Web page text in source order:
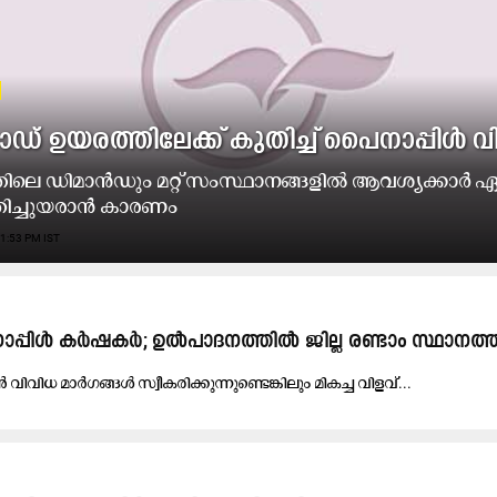
ഉ​യ​ര​ത്തി​ലേ​ക്ക്​ കു​തി​ച്ച് പൈ​നാ​പ്പി​ൾ
ഡി​മാ​ൻ​ഡും മ​റ്റ്​ സം​സ്ഥാ​ന​ങ്ങ​ളി​ൽ ആ​വ​ശ്യ​ക്കാ​ർ
കാ​ര​ണം
PM IST
കർഷകർ; ഉ​ൽ​പാ​ദ​ന​ത്തി​ല്‍ ജി​ല്ല ര​ണ്ടാം
മാ​ർ​ഗ​ങ്ങ​ള്‍ സ്വീ​ക​രി​ക്കു​ന്നു​ണ്ടെ​ങ്കി​ലും മി​ക​ച്ച വി​ള​വ്​...